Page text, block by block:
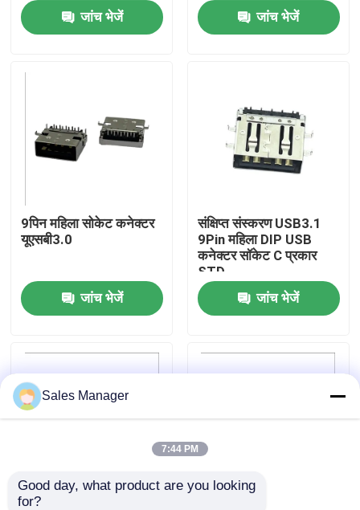
हमारे बारे में
गुणवत्ता नियंत्रण
संपर्क करें
एक उद्धरण का अनुरोध करें
डीआईपी यूएसबी कनेक्टर
यूएसबी टाइप सी कनेक्टर
जांच भेजें
जांच भेजें
9पिन महिला सोकेट कनेक्टर
यूएसबी3.0
जांच भेजें
संक्षिप्त संस्करण USB3.1
9Pin महिला DIP USB
कनेक्टर सॉकेट C प्रकार
STD
जांच भेजें
9पिन डीआईपी यूएसबी 3.1
Sales Manager
7:44 PM
Good day, what product are you looking
for?